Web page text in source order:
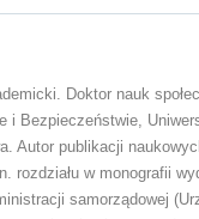
Doktor nauk
i Bezpieczeństwie,
Autor publikacji
w monografii
samorządowej